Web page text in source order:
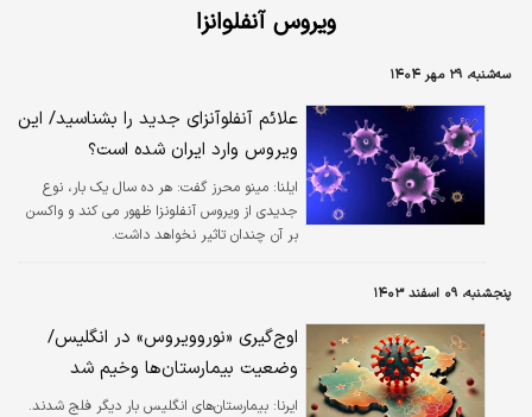
ویروس آنفلوانزا
سه‌شنبه، ۲۹ مهر ۱۴۰۴
علائم آنفلوآنزای جدید را بشناسید/ این
ویروس وارد ایران شده است؟
ایلنا: ​مینو محرز گفت: هر ده سال یک بار، نوع
جدیدی از ویروس آنفلونزا ظهور می کند و واکسن
بر آن چندان تاثیر نخواهد داشت.
پنجشنبه، ۰۹ اسفند ۱۴۰۳
اوج‌گیری «نوروویروس» در انگلیس/
وضعیت بیمارستان‌ها وخیم شد
ایرنا: بیمارستان‌های انگلیس بار دیگر فلج شدند.